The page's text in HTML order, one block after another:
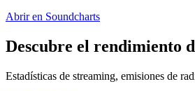
Abrir en Soundcharts
Descubre el rendimiento
Estadísticas de streaming, emisiones de